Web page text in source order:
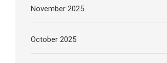
November 2025
October 2025